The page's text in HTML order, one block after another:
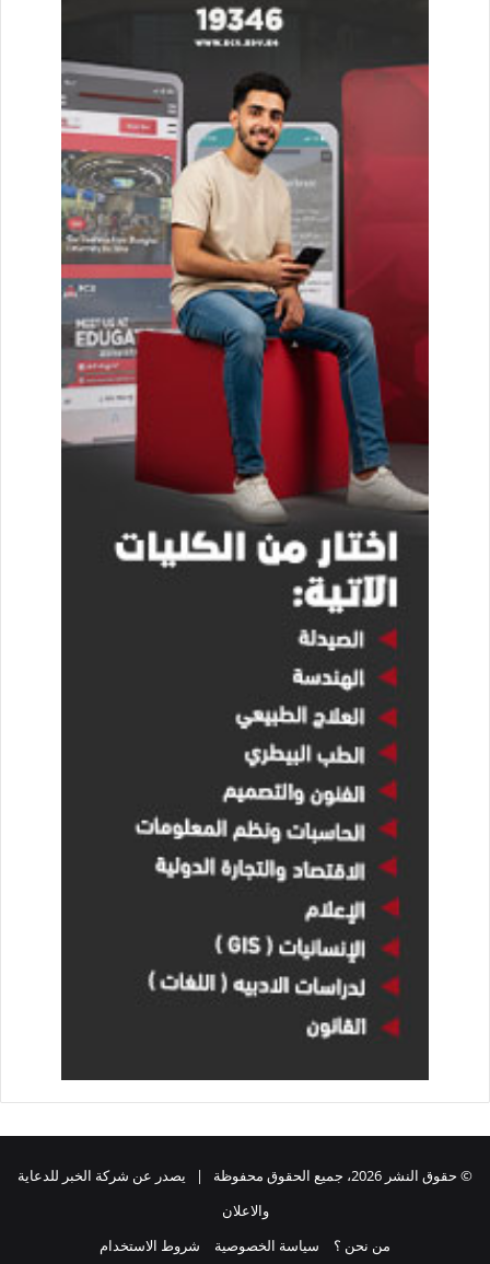
© حقوق النشر 2026، جميع الحقوق محفوظة | يصدر عن شركة الخبر للدعاية
والاعلان
من نحن ؟
سياسة الخصوصية شروط الاستخدام